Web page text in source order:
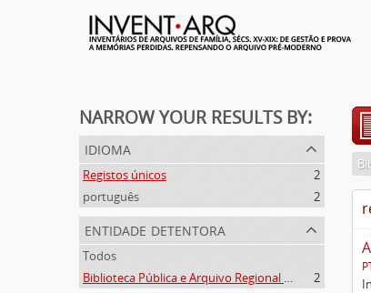
NARROW YOUR RESULTS BY:
idioma
Registos únicos
2
português
2
entidade detentora
Todos
Biblioteca Pública e Arquivo Regional de Ponta Delgada
2